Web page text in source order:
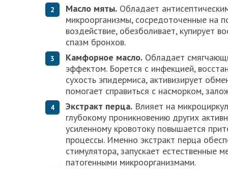
Масло мяты. Обладает
микроорганизмы, сосредоточенные на
воздействие, обезболивает, купирует
спазм бронхов.
Камфорное масло. Обладает
эффектом. Борется с инфекцией,
сухость эпидермиса, активизирует
помогает справиться с насморком,
Экстракт перца. Влияет на
глубокому проникновению других
усиленному кровотоку повышается
процессы. Именно экстракт перца
стимулятора, запускает естественные
патогенными микроорганизмами.